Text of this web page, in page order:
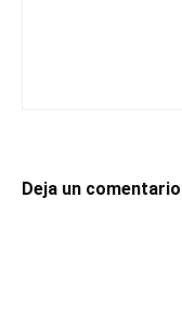
Deja un comentario